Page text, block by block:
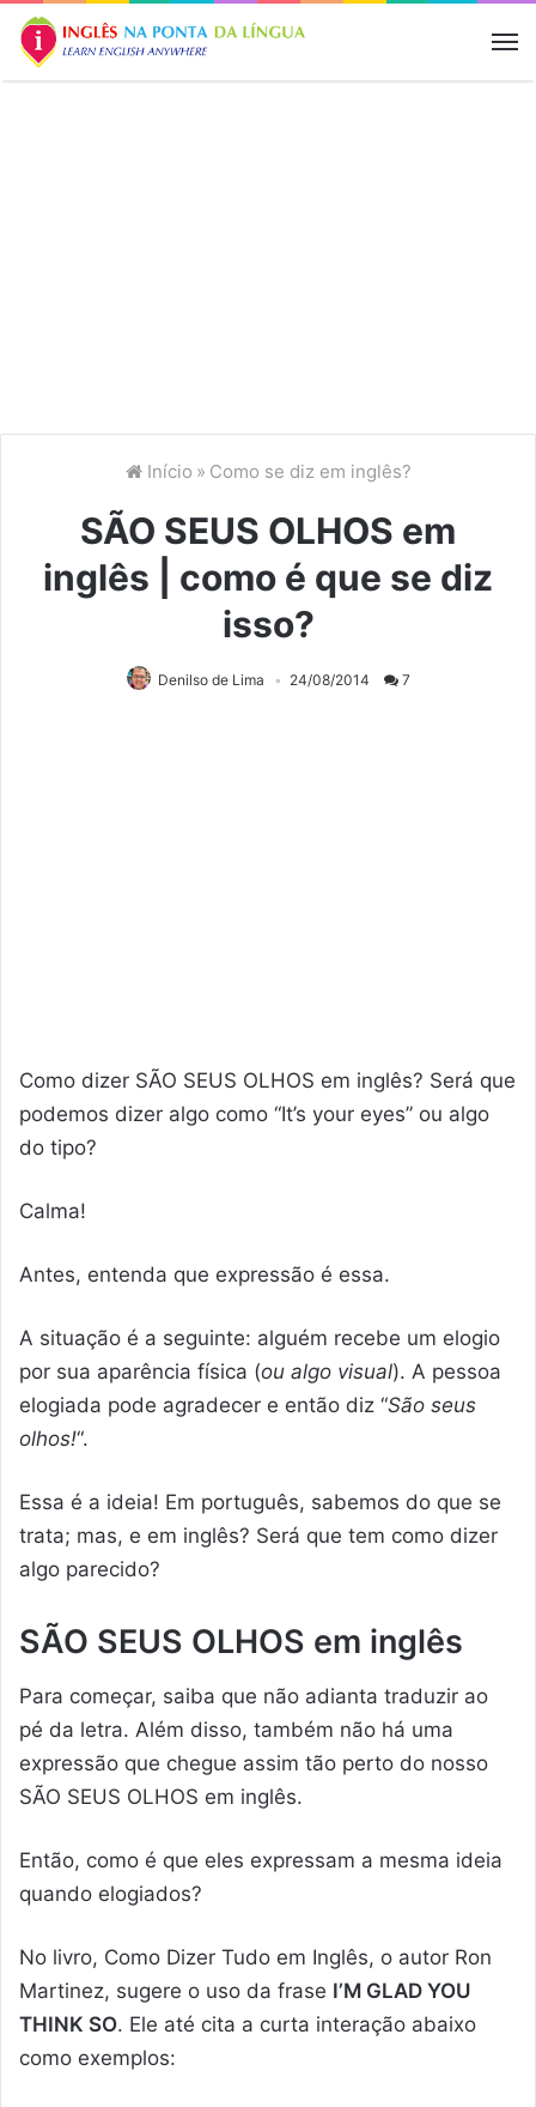
Início » Como se diz em inglês?
SÃO SEUS OLHOS em
inglês | como é que se diz
isso?
Denilso de Lima 24/08/2014 7
Como dizer SÃO SEUS OLHOS em inglês? Será que
podemos dizer algo como “It’s your eyes” ou algo
do tipo?
Calma!
Antes, entenda que expressão é essa.
A situação é a seguinte: alguém recebe um elogio
por sua aparência física (ou algo visual). A pessoa
elogiada pode agradecer e então diz “São seus
olhos!“.
Essa é a ideia! Em português, sabemos do que se
trata; mas, e em inglês? Será que tem como dizer
algo parecido?
SÃO SEUS OLHOS em inglês
Para começar, saiba que não adianta traduzir ao
pé da letra. Além disso, também não há uma
expressão que chegue assim tão perto do nosso
SÃO SEUS OLHOS em inglês.
Então, como é que eles expressam a mesma ideia
quando elogiados?
No livro, Como Dizer Tudo em Inglês, o autor Ron
Martinez, sugere o uso da frase I’M GLAD YOU
THINK SO. Ele até cita a curta interação abaixo
como exemplos: